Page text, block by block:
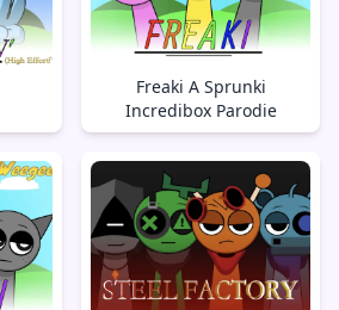
Freaki A Sprunki
Incredibox Parodie